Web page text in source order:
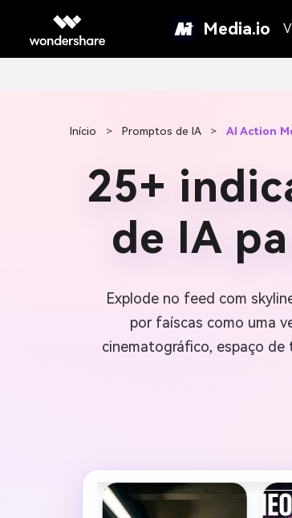
Media.io
Início > Promptos de IA > AI Action
25+
de IA
Explode no feed com
por faíscas como uma
cinematográfico, espaço